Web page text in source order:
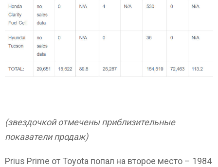
(звездочкой отмечены приблизительные
показатели продаж)
Prius Prime от Toyota попал на второе место – 1984